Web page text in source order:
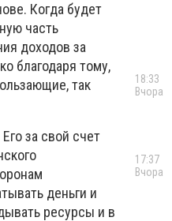
Когда будет
часть
доходов за
благодаря тому,
так
за свой счет
деньги и
ресурсы и в
18:33
Вчора
17:37
Вчора